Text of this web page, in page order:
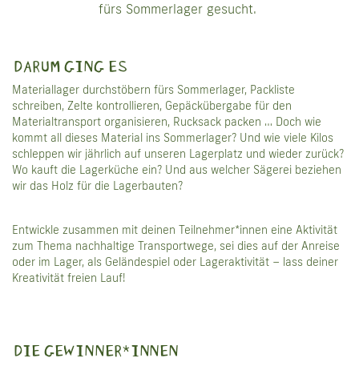
NEWS
KONTAKT
fürs Sommerlager gesucht.
DARUM GING ES
Materiallager durchstöbern fürs Sommerlager, Packliste
schreiben, Zelte kontrollieren, Gepäckübergabe für den
Materialtransport organisieren, Rucksack packen … Doch wie
kommt all dieses Material ins Sommerlager? Und wie viele Kilos
schleppen wir jährlich auf unseren Lagerplatz und wieder zurück?
Wo kauft die Lagerküche ein? Und aus welcher Sägerei beziehen
wir das Holz für die Lagerbauten?
Entwickle zusammen mit deinen Teilnehmer*innen eine Aktivität
zum Thema nachhaltige Transportwege, sei dies auf der Anreise
oder im Lager, als Geländespiel oder Lageraktivität – lass deiner
Kreativität freien Lauf!
DIE GEWINNER*INNEN